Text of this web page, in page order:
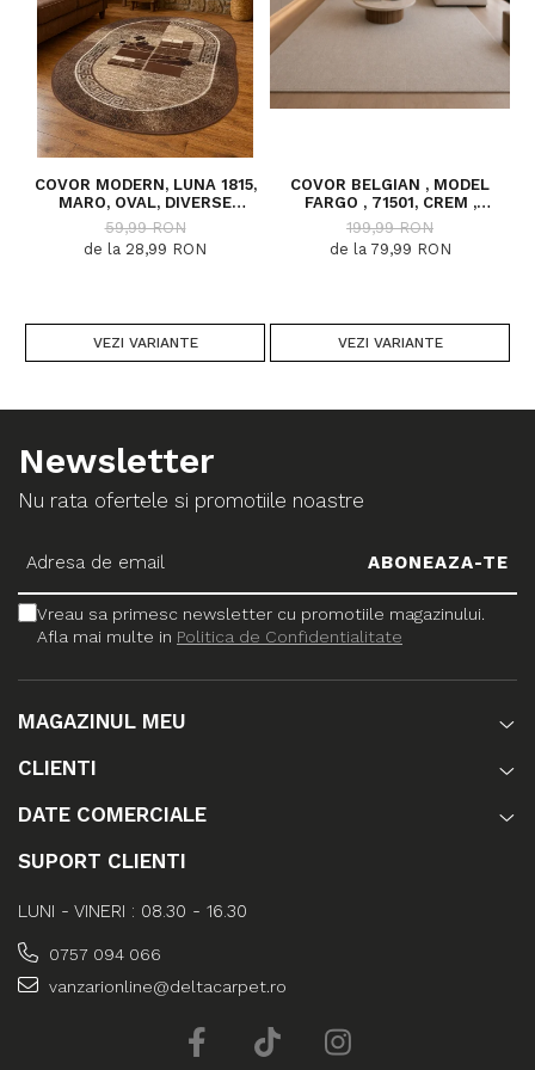
COVOR MODERN, LUNA 1815,
MARO, OVAL, DIVERSE
DIMENSIUNI, 1300 GR/MP
59,99 RON
de la 28,99 RON
VEZI VARIANTE
COVOR BELGIAN , MODEL
FARGO , 71501, CREM ,
DIVERSE DIMENSIUNI
199,99 RON
de la 79,99 RON
VEZI VARIANTE
Newsletter
Nu rata ofertele si promotiile noastre
Vreau sa primesc newsletter cu promotiile magazinului.
Afla mai multe in Politica de Confidentialitate
MAGAZINUL MEU
CLIENTI
DATE COMERCIALE
SUPORT CLIENTI
LUNI - VINERI : 08.30 - 16.30
0757 094 066
vanzarionline@deltacarpet.ro